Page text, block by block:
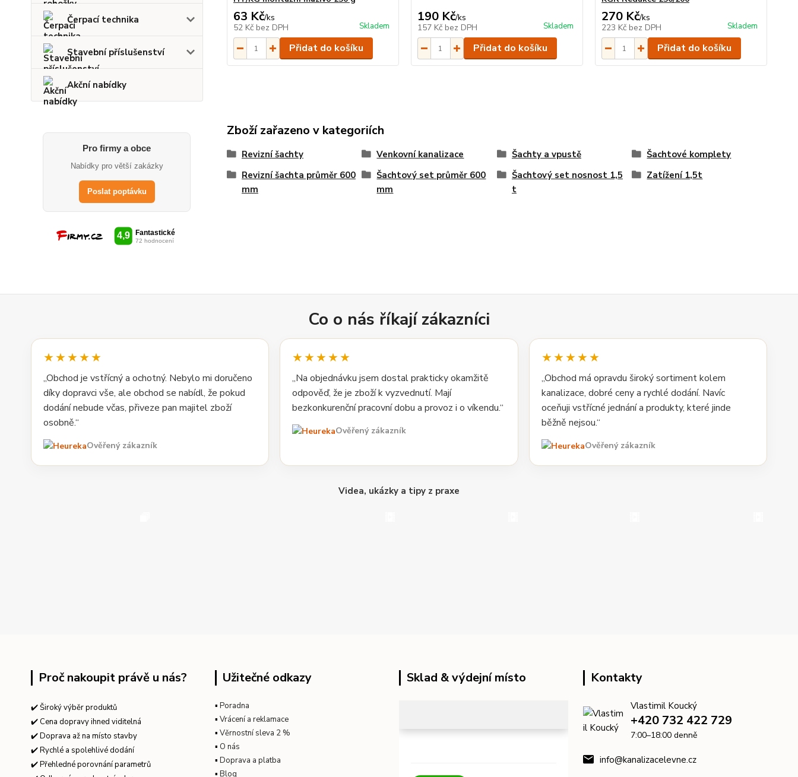
Čerpací technika
Stavební příslušenství
Akční nabídky
Pro firmy a obce
Nabídky pro větší zakázky
Poslat poptávku
63 Kč/ks
52 Kč bez DPH Skladem
Přidat do košíku
190 Kč/ks
157 Kč bez DPH Skladem
Přidat do košíku
270 Kč/ks
223 Kč bez DPH Skladem
Přidat do košíku
Zboží zařazeno v kategoriích
Revizní šachty Venkovní kanalizace Šachty a vpustě
Šachtové komplety
Revizní šachta průměr 600
mm
Šachtový set průměr 600
mm
Šachtový set nosnost 1,5
t
Zatížení 1,5t
Co o nás říkají zákazníci
★★★★★
„Obchod je vstřícný a ochotný. Nebylo mi doručeno
díky dopravci vše, ale obchod se nabídl, že pokud
dodání nebude včas, přiveze pan majitel zboží
osobně.“
Ověřený zákazník
★★★★★
„Na objednávku jsem dostal prakticky okamžitě
odpověď, že je zboží k vyzvednutí. Mají
bezkonkurenční pracovní dobu a provoz i o víkendu.“
Ověřený zákazník
★★★★★
„Obchod má opravdu široký sortiment kolem
kanalizace, dobré ceny a rychlé dodání. Navíc
oceňuji vstřícné jednání a produkty, které jinde
běžně nejsou.“
Ověřený zákazník
Videa, ukázky a tipy z praxe
Proč nakoupit právě u nás?
✔️ Široký výběr produktů
✔️ Cena dopravy ihned viditelná
✔️ Doprava až na místo stavby
✔️ Rychlé a spolehlivé dodání
✔️ Přehledné porovnání parametrů
Užitečné odkazy
▪ Poradna
▪ Vrácení a reklamace
▪ Věrnostní sleva 2 %
▪ O nás
▪ Doprava a platba
▪ Blog
Sklad & výdejní místo Kontakty
Vlastimil Koucký
+420 732 422 729
7:00–18:00 denně
info@kanalizacelevne.cz